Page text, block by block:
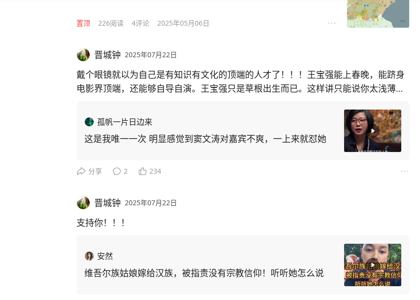
置顶 226阅读 4评论 2025年05月06日
晋城钟 2025年07月22日
戴个眼镜就以为自己是有知识有文化的顶端的人才了！！！王宝强能上春晚，能跻身
电影界顶端，还能够自导自演。王宝强只是草根出生而已。这样讲只能说你太浅薄
孤帆一片日边来
这是我唯一一次 明显感觉到窦文涛对嘉宾不爽，一上来就怼她
分享 2 234
晋城钟 2025年07月22日
支持你！！！
安然
维吾尔族姑娘嫁给汉族，被指责没有宗教信仰！听听她怎么说